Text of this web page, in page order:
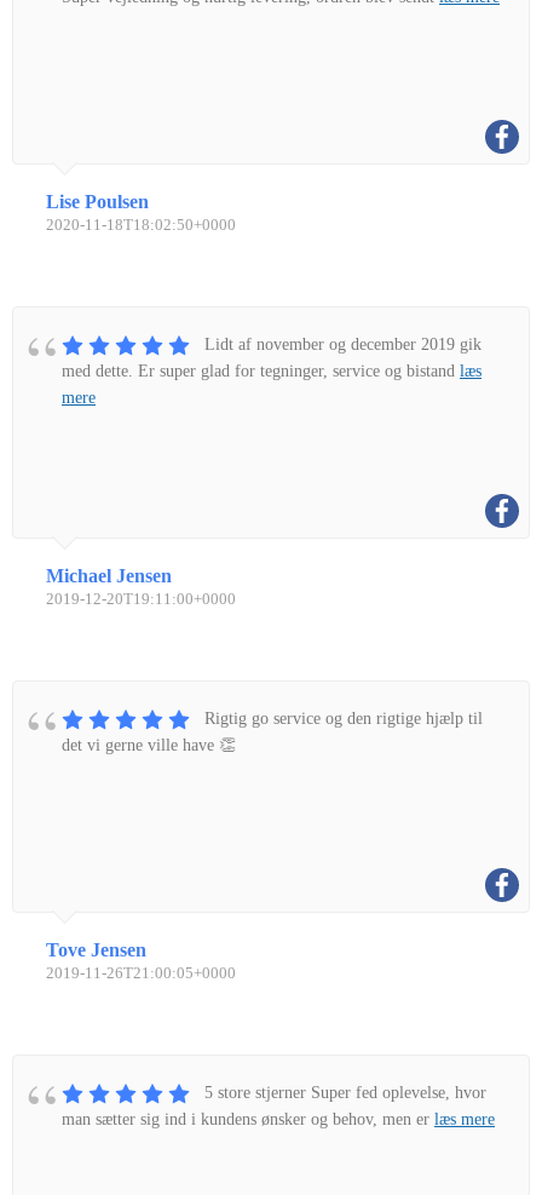
Lise Poulsen
2020-11-18T18:02:50+0000
Lidt af november og december 2019 gik
med dette. Er super glad for tegninger, service og bistand læs
mere
Michael Jensen
2019-12-20T19:11:00+0000
Rigtig go service og den rigtige hjælp til
det vi gerne ville have 👏
Tove Jensen
2019-11-26T21:00:05+0000
5 store stjerner Super fed oplevelse, hvor
man sætter sig ind i kundens ønsker og behov, men er læs mere